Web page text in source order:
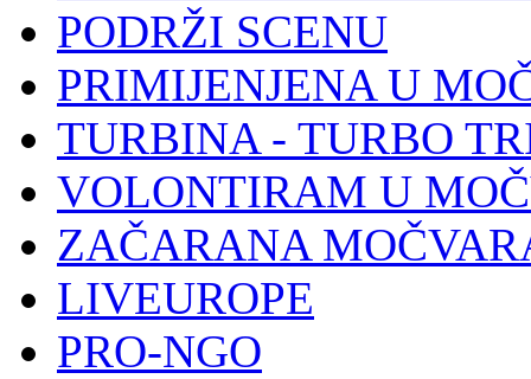
PODRŽI SCENU
PRIMIJENJENA U
TURBINA - TURBO
VOLONTIRAM U
ZAČARANA
LIVEUROPE
PRO-NGO